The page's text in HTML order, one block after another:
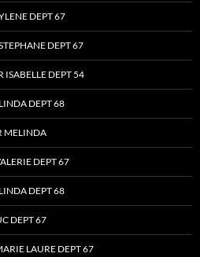
DEPT 67
DEPT 67
ISABELLE DEPT 54
DEPT 68
MELINDA
DEPT 67
DEPT 68
DEPT 67
LAURE DEPT 67